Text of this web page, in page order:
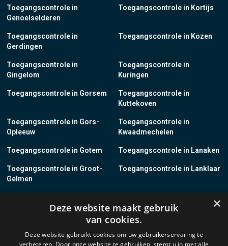
Toegangscontrole in
Genoelselderen
Toegangscontrole in
Gerdingen
Toegangscontrole in
Gingelom
Toegangscontrole in Gorsem
Toegangscontrole in Gors-
Opleeuw
Toegangscontrole in Gotem
Toegangscontrole in Groot-
Gelmen
Toegangscontrole in Grote-
Brogel
Toegangscontrole in Kortijs
Toegangscontrole in Kozen
Toegangscontrole in
Kuringen
Toegangscontrole in
Kuttekoven
Toegangscontrole in
Kwaadmechelen
Toegangscontrole in Lanaken
Toegangscontrole in Lanklaar
Toegangscontrole in
Leopoldsburg
×
Deze website maakt gebruik
van cookies.
Deze website gebruikt cookies om uw gebruikerservaring te
verbeteren. Door onze website te gebruiken, stemt u in met alle